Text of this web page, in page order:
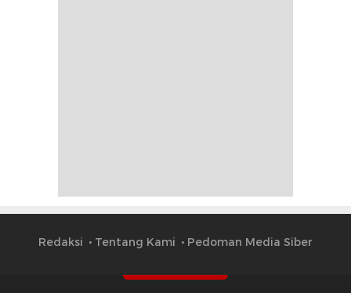
Redaksi Tentang Kami Pedoman Media Siber